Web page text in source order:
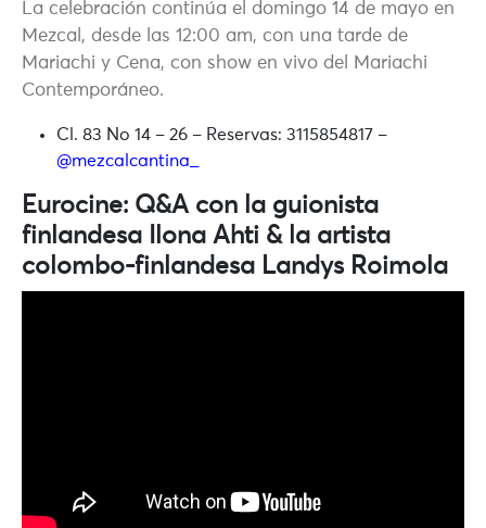
La celebración continúa el domingo 14 de mayo en
Mezcal, desde las 12:00 am, con una tarde de
Mariachi y Cena, con show en vivo del Mariachi
Contemporáneo.
Cl. 83 No 14 – 26 – Reservas: 3115854817 –
@mezcalcantina_
Eurocine: Q&A con la guionista
finlandesa Ilona Ahti & la artista
colombo-finlandesa Landys Roimola